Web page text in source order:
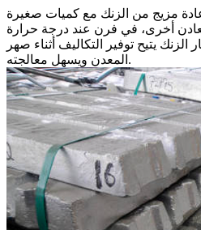
مزيج من الزنك مع كميات صغيرة
أخرى، في فرن عند درجة حرارة
يتيح توفير التكاليف أثناء صهر
المعدن ويسهل معالجته.